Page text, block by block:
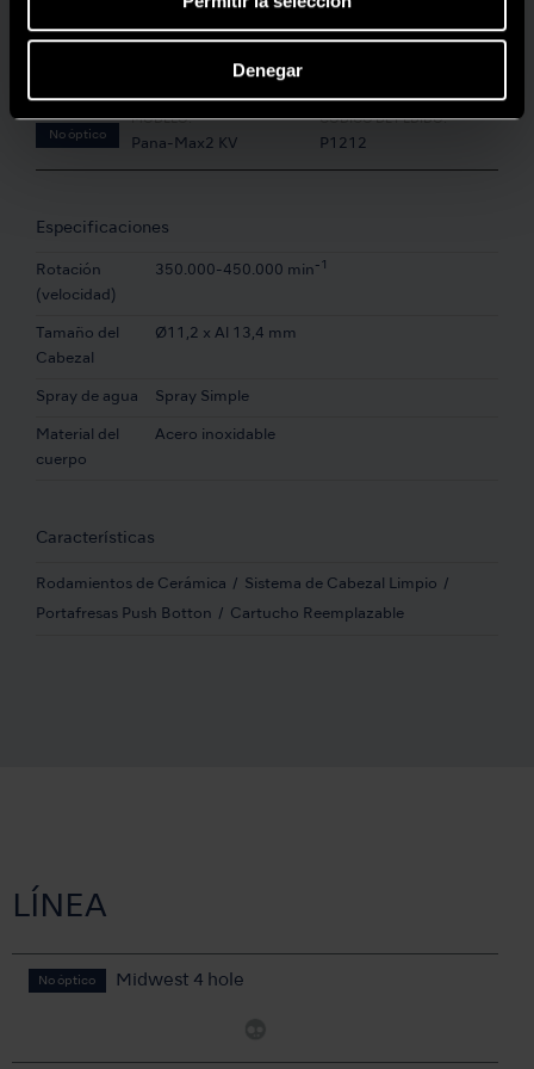
Denegar
No óptico
MODELO:
Pana-Max2 KV
CÓDIGO DE PEDIDO:
P1212
Especificaciones
Rotación
(velocidad)
350.000-450.000 min -1
Tamaño del
Cabezal
Ø11,2 x Al 13,4 mm
Spray de agua Spray Simple
Material del
cuerpo
Acero inoxidable
Características
Rodamientos de Cerámica Sistema de Cabezal Limpio
Portafresas Push Botton Cartucho Reemplazable
LÍNEA
No óptico Midwest 4 hole